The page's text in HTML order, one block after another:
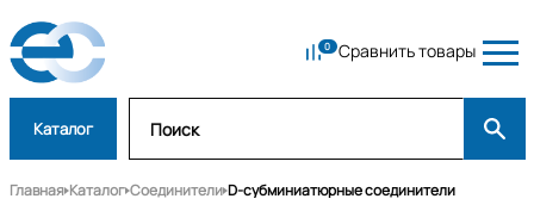
Сравнить товары
Каталог
Главная Каталог Соединители D-субминиатюрные соединители